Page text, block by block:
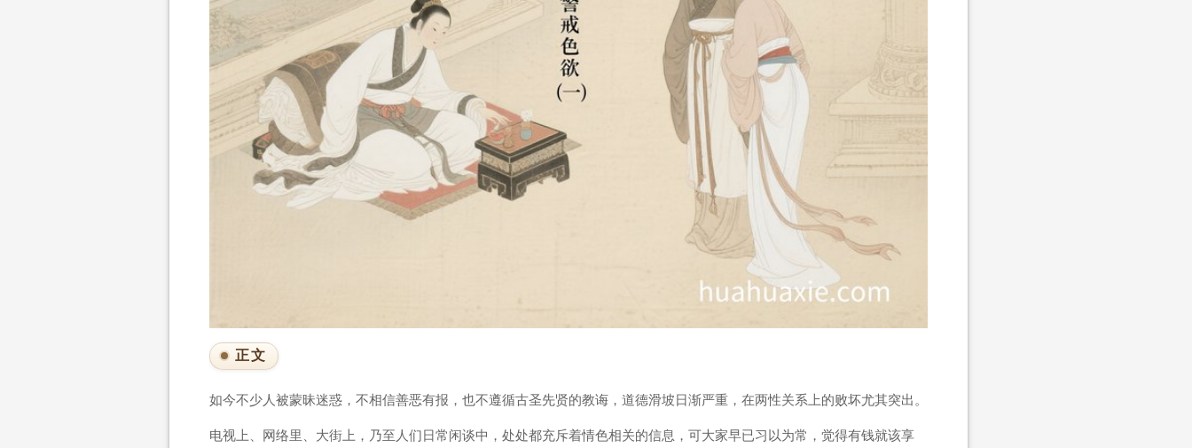
正文
如今不少人被蒙昧迷惑，不相信善恶有报，也不遵循古圣先贤的教诲，道德滑坡日渐严重，在两性关系上的败坏尤其突出。
电视上、网络里、大街上，乃至人们日常闲谈中，处处都充斥着情色相关的信息，可大家早已习以为常，觉得有钱就该享